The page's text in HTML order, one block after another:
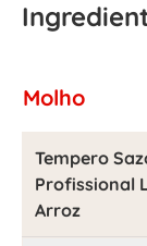
Molho
Tempero
Profissional
Arroz